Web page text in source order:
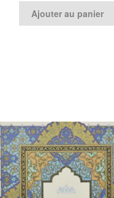
Ajouter au panier